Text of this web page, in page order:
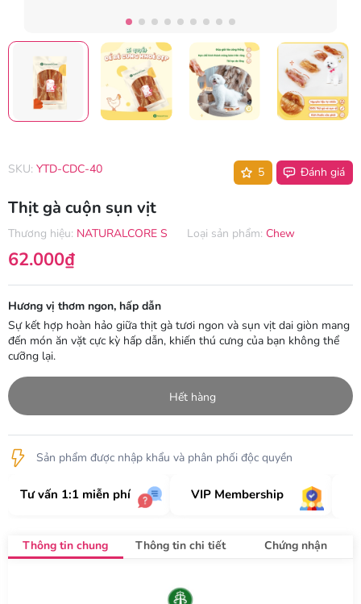
SKU: YTD-CDC-40 5 Đánh giá
Thịt gà cuộn sụn vịt
Thương hiệu: NATURALCORE S Loại sản phẩm: Chew
62.000₫
Hương vị thơm ngon, hấp dẫn
Sự kết hợp hoàn hảo giữa thịt gà tươi ngon và sụn vịt dai giòn mang
đến món ăn vặt cực kỳ hấp dẫn, khiến thú cưng của bạn không thể
cưỡng lại.
Hết hàng
Sản phẩm được nhập khẩu và phân phối độc quyền
Tư vấn 1:1 miễn phí VIP Membership
Thông tin chung Thông tin chi tiết Chứng nhận